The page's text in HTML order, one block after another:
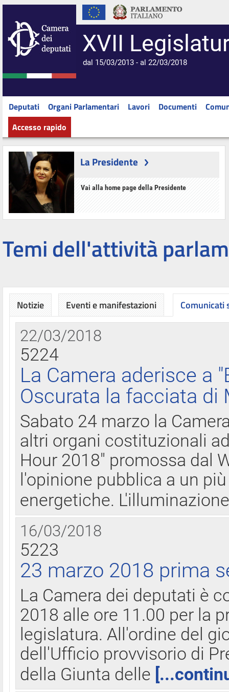
XVII
dal 15/03/2013 - al 22/03/2018
Deputati Organi Parlamentari Lavori Documenti
Accesso rapido
La Presidente
Vai alla home page della Presidente
Temi dell'attività
Notizie Eventi e manifestazioni Comunicati
22/03/2018
5224
La Camera aderisce a
Oscurata la facciata di
Sabato 24 marzo la
altri organi costituzionali
Hour 2018" promossa dal
l'opinione pubblica a un
energetiche.
16/03/2018
5223
23 marzo 2018 prima
La Camera dei deputati è
2018 alle ore 11.00 per la
legislatura. All'ordine del
dell'Ufficio provvisorio di
della Giunta delle